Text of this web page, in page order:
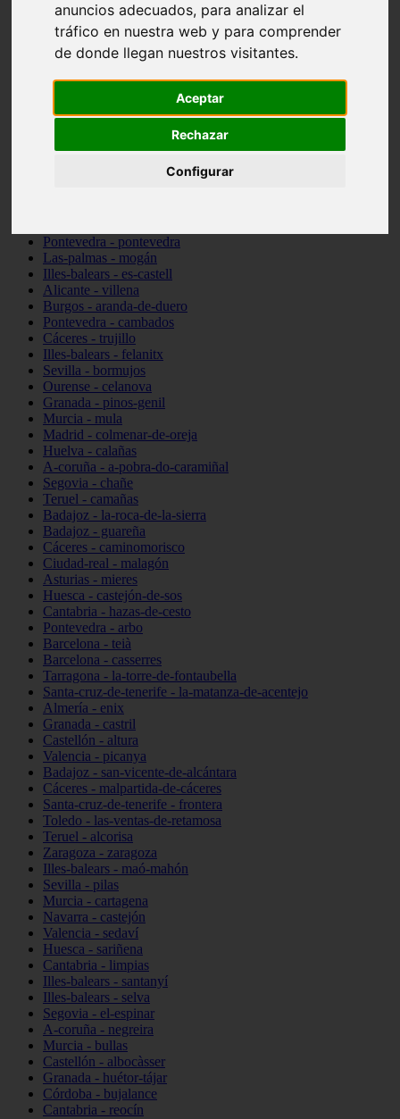
anuncios adecuados, para analizar el
tráfico en nuestra web y para comprender
de donde llegan nuestros visitantes.
Aceptar
Rechazar
Configurar
Almería - roquetas-de-mar
Girona - tossa-de-mar
Barcelona - sant-cugat-del-vallès
Alicante - l39alfàs-del-pi
Barcelona - vilanova-i-la-geltrú
Castellón - peñíscola
Illes-balears - sant-josep-de-sa-talaia
Pontevedra - pontevedra
Las-palmas - mogán
Illes-balears - es-castell
Alicante - villena
Burgos - aranda-de-duero
Pontevedra - cambados
Cáceres - trujillo
Illes-balears - felanitx
Sevilla - bormujos
Ourense - celanova
Granada - pinos-genil
Murcia - mula
Madrid - colmenar-de-oreja
Huelva - calañas
A-coruña - a-pobra-do-caramiñal
Segovia - chañe
Teruel - camañas
Badajoz - la-roca-de-la-sierra
Badajoz - guareña
Cáceres - caminomorisco
Ciudad-real - malagón
Asturias - mieres
Huesca - castejón-de-sos
Cantabria - hazas-de-cesto
Pontevedra - arbo
Barcelona - teià
Barcelona - casserres
Tarragona - la-torre-de-fontaubella
Santa-cruz-de-tenerife - la-matanza-de-acentejo
Almería - enix
Granada - castril
Castellón - altura
Valencia - picanya
Badajoz - san-vicente-de-alcántara
Cáceres - malpartida-de-cáceres
Santa-cruz-de-tenerife - frontera
Toledo - las-ventas-de-retamosa
Teruel - alcorisa
Zaragoza - zaragoza
Illes-balears - maó-mahón
Sevilla - pilas
Murcia - cartagena
Navarra - castejón
Valencia - sedaví
Huesca - sariñena
Cantabria - limpias
Illes-balears - santanyí
Illes-balears - selva
Segovia - el-espinar
A-coruña - negreira
Murcia - bullas
Castellón - albocàsser
Granada - huétor-tájar
Córdoba - bujalance
Cantabria - reocín